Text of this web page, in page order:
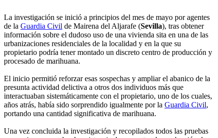
La investigación se inició a principios del mes de mayo por agentes
de la Guardia Civil de Mairena del Aljarafe (Sevilla), tras obtener
información sobre el dudoso uso de una vivienda sita en una de las
urbanizaciones residenciales de la localidad y en la que su
propietario podría tener montado un discreto centro de producción y
procesado de marihuana.
El inicio permitió reforzar esas sospechas y ampliar el abanico de la
presunta actividad delictiva a otros dos individuos más que
interactuaban sistemáticamente con el propietario, uno de los cuales,
años atrás, había sido sorprendido igualmente por la Guardia Civil,
portando una cantidad significativa de marihuana.
Una vez concluida la investigación y recopilados todos las pruebas